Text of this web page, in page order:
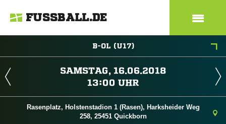
FUSSBALL.DE
B-OL (U17)
 
 
Rasenplatz, Holstenstadion 1 (Rasen), Harksheider Weg
258, 25451 Quickborn